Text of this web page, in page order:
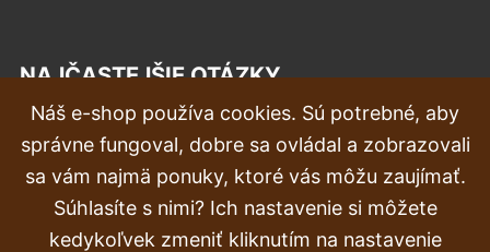
NAJČASTEJŠIE OTÁZKY
Reklamácia
Doprava a doručenie
Objednávka
Náš e-shop používa cookies. Sú potrebné, aby
správne fungoval, dobre sa ovládal a zobrazovali
sa vám najmä ponuky, ktoré vás môžu zaujímať.
Súhlasíte s nimi? Ich nastavenie si môžete
kedykoľvek zmeniť kliknutím na nastavenie